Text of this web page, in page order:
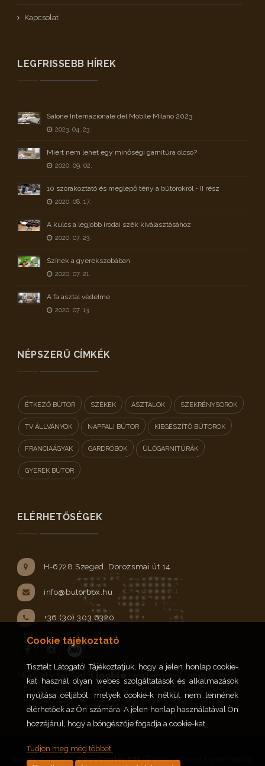
Kapcsolat
LEGFRISSEBB HÍREK
Salone Internazionale del Mobile Milano 2023
2023. 04. 23.
Miért nem lehet egy minőségi garnitúra olcsó?
2020. 09. 02.
10 szórakoztató és meglepő tény a bútorokról - II rész
2020. 08. 17.
A kulcs a legjobb irodai szék kiválasztásához
2020. 07. 23.
Színek a gyerekszobában
2020. 07. 21.
A fa asztal védelme
2020. 07. 13.
NÉPSZERŰ CÍMKÉK
ÉTKEZŐ BÚTOR SZÉKEK ASZTALOK SZEKRÉNYSOROK
TV ÁLLVÁNYOK NAPPALI BÚTOR KIEGÉSZÍTŐ BÚTOROK
FRANCIAÁGYAK GARDRÓBOK ÜLŐGARNITÚRÁK
GYEREK BÚTOR
ELÉRHETŐSÉGEK
H-6728 Szeged, Dorozsmai út 14.
info@butorbox.hu
+36 (30) 303 6320
FacebookInstagram
Munkatársainkat a jooble segítségével találjuk meg.
www.butorbox.huDecoCenter Kft.© 2016. Minden jog fenntartva.
Cookie tájékoztató
Tisztelt Látogató! Tájékoztatjuk, hogy a jelen honlap cookie-
kat használ olyan webes szolgáltatások és alkalmazások
nyújtása céljából, melyek cookie-k nélkül nem lennének
elérhetőek az Ön számára. A jelen honlap használatával Ön
hozzájárul, hogy a böngészője fogadja a cookie-kat.
Tudjon meg még többet.